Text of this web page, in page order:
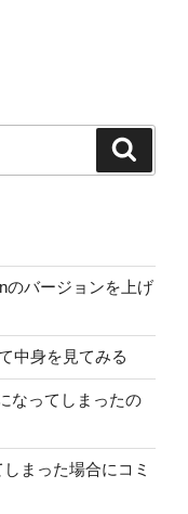
のバージョンを上げ
中身を見てみる
なってしまったの
まった場合にコミ